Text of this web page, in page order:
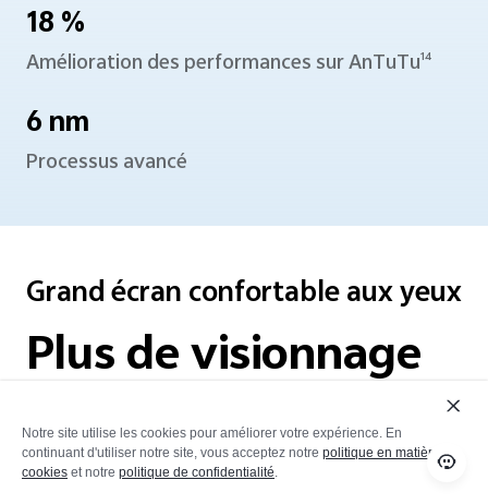
18 %
Amélioration des performances sur AnTuTu14
6 nm
Processus avancé
Grand écran confortable aux yeux
Plus de visionnage
Moins de fatigue.
Profitez d'une clarté exceptionnelle avec
Notre site utilise les cookies pour améliorer votre expérience. En
continuant d'utiliser notre site, vous acceptez notre politique en matière de
cookies et notre politique de confidentialité.